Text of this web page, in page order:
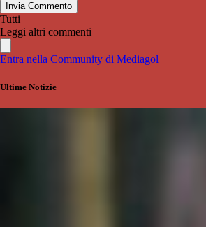
Invia Commento
Tutti
Leggi altri commenti
Entra nella Community di Mediagol
Ultime Notizie